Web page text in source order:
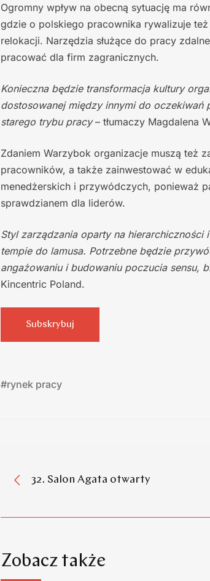
Ogromny wpływ na obecną sytuację ma
gdzie o polskiego pracownika rywalizuje
relokacji. Narzędzia służące do pracy
pracować dla firm zagranicznych.
Konieczna będzie transformacja kultury
dostosowanej między innymi do
starego trybu pracy– tłumaczy Magdalena
Zdaniem Warzybok organizacje muszą też
pracowników, a także zainwestować w
menedżerskich i przywódczych, ponieważ
sprawdzianem dla liderów.
Styl zarządzania oparty na hierarchiczności
tempie do lamusa. Potrzebne będzie
angażowaniu i budowaniu poczucia sensu,
Kincentric Poland.
Subskrybuj
#rynek pracy
32. Salon Agata otwarty
Zobacz także